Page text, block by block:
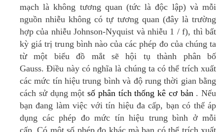
mạch là không tương quan (tức là độc lập) và mỗi
nguồn nhiễu không có tự tương quan (đây là trường
hợp của nhiễu Johnson-Nyquist và nhiễu 1 / f), thì bất
kỳ giá trị trung bình nào của các phép đo của chúng ta
từ một biểu đồ mắt sẽ hội tụ thành phân bố
Gauss.Điều này có nghĩa là chúng ta có thể trích xuất
các mức tín hiệu trung bình và độ rung thời gian bằng
cách sử dụng một số phân tích thống kê cơ bản . Nếu
bạn đang làm việc với tín hiệu đa cấp, bạn có thể áp
dụng các phép đo mức tín hiệu trung bình ở mỗi
cấp.Có một số phép đo khác mà bạn có thể trích xuất